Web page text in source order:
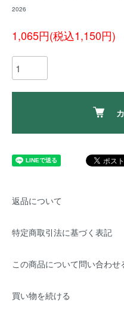
2026
1,065円(税込1,150円)
返品について
特定商取引法に基づく表記
この商品について問い合わせ
買い物を続ける